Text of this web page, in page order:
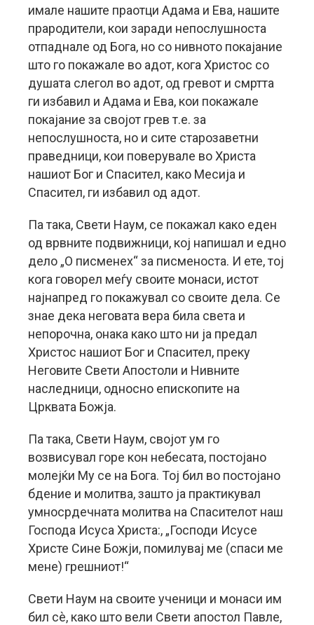
имале нашите праотци Адама и Ева, нашите
прародители, кои заради непослушноста
отпаднале од Бога, но со нивното покајание
што го покажале во адот, кога Христос со
душата слегол во адот, од гревот и смртта
ги избавил и Адама и Ева, кои покажале
покајание за својот грев т.е. за
непослушноста, но и сите старозаветни
праведници, кои поверувале во Христа
нашиот Бог и Спасител, како Месија и
Спасител, ги избавил од адот.
Па така, Свети Наум, се покажал како еден
од врвните подвижници, кој напишал и едно
дело „О писменех“ за писменоста. И ете, тој
кога говорел меѓу своите монаси, истот
најнапред го покажувал со своите дела. Се
знае дека неговата вера била света и
непорочна, онака како што ни ја предал
Христос нашиот Бог и Спасител, преку
Неговите Свети Апостоли и Нивните
наследници, односно епископите на
Црквата Божја.
Па така, Свети Наум, својот ум го
возвисувал горе кон небесата, постојано
молејќи Му се на Бога. Тој бил во постојано
бдение и молитва, зашто ја практикувал
умносрдечната молитва на Спасителот наш
Господа Исуса Христа:, „Господи Исусе
Христе Сине Божји, помилувај ме (спаси ме
мене) грешниот!“
Свети Наум на своите ученици и монаси им
бил сè, како што вели Свети апостол Павле,